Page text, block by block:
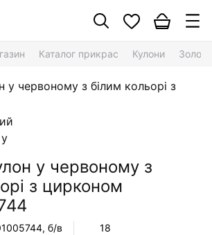
Каталог прикрас Кулони
у червоному з
з цирконом
, б/в 18